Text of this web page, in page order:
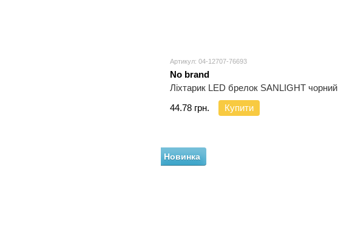
Артикул: 04-12707-76693
No brand
Ліхтарик LED брелок SANLIGHT чорний
44.78 грн.
Купити
Новинка